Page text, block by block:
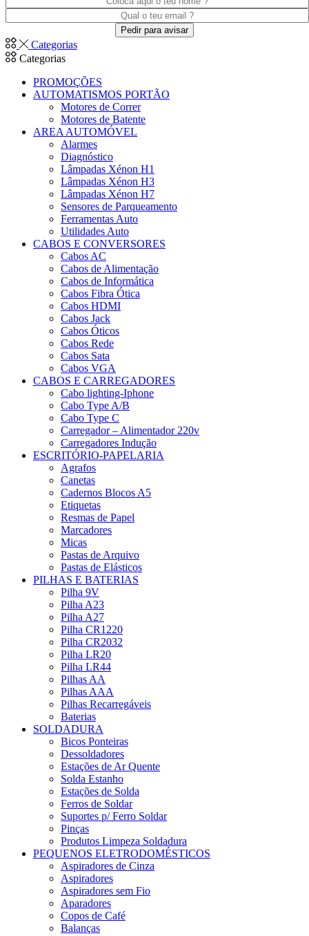
Categorias
Categorias
PROMOÇÕES
AUTOMATISMOS PORTÃO
Motores de Correr
Motores de Batente
AREA AUTOMÓVEL
Alarmes
Diagnóstico
Lâmpadas Xénon H1
Lâmpadas Xénon H3
Lâmpadas Xénon H7
Sensores de Parqueamento
Ferramentas Auto
Utilidades Auto
CABOS E CONVERSORES
Cabos AC
Cabos de Alimentação
Cabos de Informática
Cabos Fibra Ótica
Cabos HDMI
Cabos Jack
Cabos Óticos
Cabos Rede
Cabos Sata
Cabos VGA
CABOS E CARREGADORES
Cabo lighting-Iphone
Cabo Type A/B
Cabo Type C
Carregador – Alimentador 220v
Carregadores Indução
ESCRITÓRIO-PAPELARIA
Agrafos
Canetas
Cadernos Blocos A5
Etiquetas
Resmas de Papel
Marcadores
Micas
Pastas de Arquivo
Pastas de Elásticos
PILHAS E BATERIAS
Pilha 9V
Pilha A23
Pilha A27
Pilha CR1220
Pilha CR2032
Pilha LR20
Pilha LR44
Pilhas AA
Pilhas AAA
Pilhas Recarregáveis
Baterias
SOLDADURA
Bicos Ponteiras
Dessoldadores
Estações de Ar Quente
Solda Estanho
Estações de Solda
Ferros de Soldar
Suportes p/ Ferro Soldar
Pinças
Produtos Limpeza Soldadura
PEQUENOS ELETRODOMÉSTICOS
Aspiradores de Cinza
Aspiradores
Aspiradores sem Fio
Aparadores
Copos de Café
Balanças